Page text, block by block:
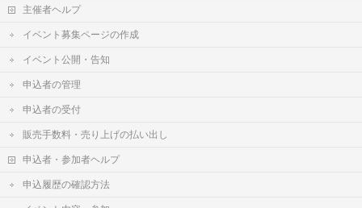
主催者ヘルプ
イベント募集ページの作成
イベント公開・告知
申込者の管理
申込者の受付
販売手数料・売り上げの払い出し
申込者・参加者ヘルプ
申込履歴の確認方法